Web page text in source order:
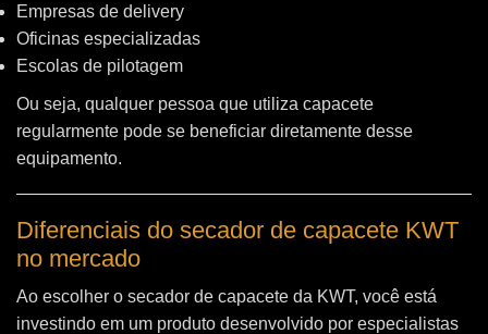
Empresas de delivery
Oficinas especializadas
Escolas de pilotagem
Ou seja, qualquer pessoa que utiliza capacete
regularmente pode se beneficiar diretamente desse
equipamento.
Diferenciais do secador de capacete KWT
no mercado
Ao escolher o secador de capacete da KWT, você está
investindo em um produto desenvolvido por especialistas